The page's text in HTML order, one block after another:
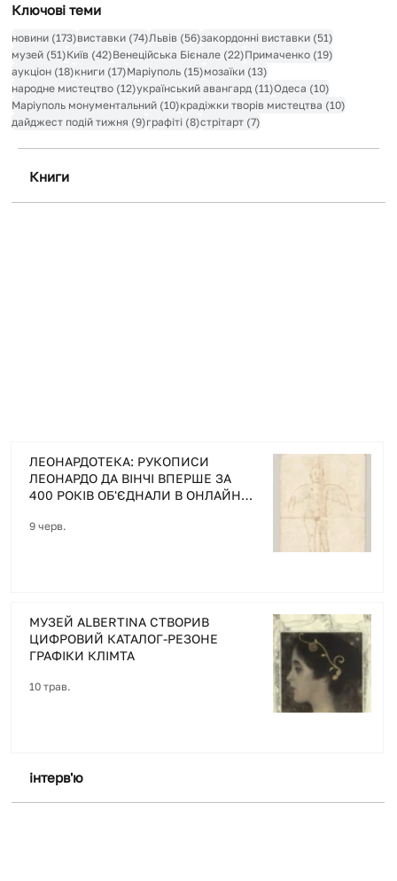
Ключові теми
новини (173)173 пости
виставки (74)74 пости
Львів (56)56 постів
закордонні виставки (51)
музей (51)51 пост
Київ (42)42 пости
Венеційська Бієнале (22)22 пости
Примаченко (19)
аукціон (18)18 постів
книги (17)17 постів
Маріуполь (15)15 постів
мозаїки (13)
народне мистецтво (12)12 постів
український авангард (11)11 постів
Одеса (10)
Маріуполь монументальний (10)10 постів
крадіжки творів мистецтва (10)
дайджест подій тижня (9)9 постів
графіті (8)8 постів
стрітарт (7)
Книги
ЛЕОНАРДОТЕКА: РУКОПИСИ
ЛЕОНАРДО ДА ВІНЧІ ВПЕРШЕ ЗА
400 РОКІВ ОБ'ЄДНАЛИ В ОНЛАЙН
9 черв.
МУЗЕЙ ALBERTINA СТВОРИВ
ЦИФРОВИЙ КАТАЛОГ-РЕЗОНЕ
ГРАФІКИ КЛІМТА
10 трав.
інтерв'ю